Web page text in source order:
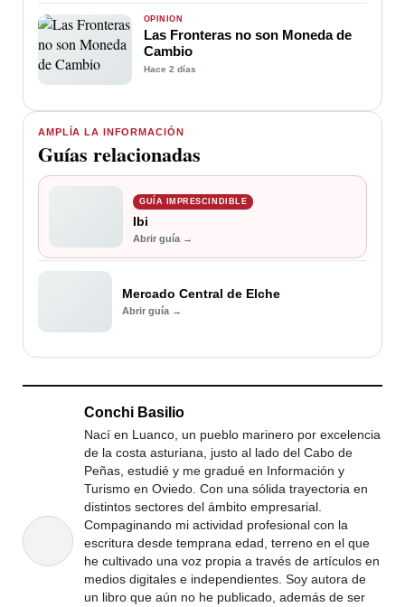
AMPLÍA LA INFORMACIÓN
Guías relacionadas
GUÍA IMPRESCINDIBLE
Ibi
Abrir guía →
Mercado Central de Elche
Abrir guía →
OPINIÓN
Las Fronteras no son Moneda de
Cambio
Hace 2 días
Conchi Basilio
Nací en Luanco, un pueblo marinero por excelencia
de la costa asturiana, justo al lado del Cabo de
Peñas, estudié y me gradué en Información y
Turismo en Oviedo. Con una sólida trayectoria en
distintos sectores del ámbito empresarial.
Compaginando mi actividad profesional con la
escritura desde temprana edad, terreno en el que
he cultivado una voz propia a través de artículos en
medios digitales e independientes. Soy autora de
un libro que aún no he publicado, además de ser